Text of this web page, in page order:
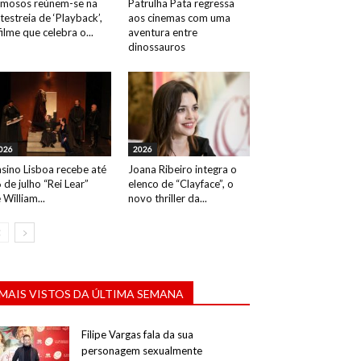
reúnem-se na
de ‘Playback’,
que celebra o...
Patrulha Pata regressa
aos cinemas com uma
aventura entre
dinossauros
Lisboa recebe até
de julho “Rei Lear”
William...
2026
Joana Ribeiro integra o
elenco de “Clayface”, o
novo thriller da...
VISTOS DA ÚLTIMA SEMANA
Filipe Vargas fala da sua
personagem sexualmente